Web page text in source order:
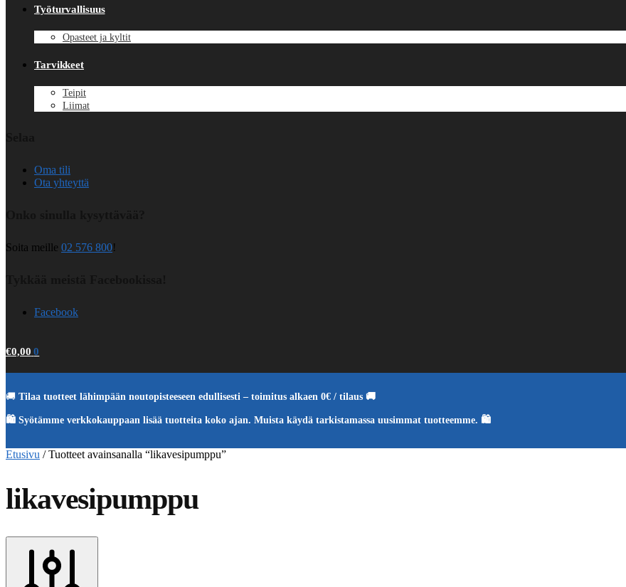
Työturvallisuus
Opasteet ja kyltit
Tarvikkeet
Teipit
Liimat
Oma tili
Ota yhteyttä
Soita meille 02 576 800!
Facebook
€0,00 0
🚚 Tilaa tuotteet lähimpään noutopisteeseen edullisesti – toimitus alkaen 0€ / tilaus 🚚
🛍️ Syötämme verkkokauppaan lisää tuotteita koko ajan. Muista käydä tarkistamassa uusimmat tuotteemme. 🛍️
Etusivu /Tuotteet avainsanalla “likavesipumppu”
likavesipumppu